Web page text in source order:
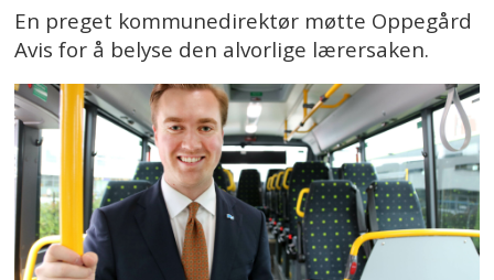
En preget kommunedirektør møtte Oppegård
Avis for å belyse den alvorlige lærersaken.